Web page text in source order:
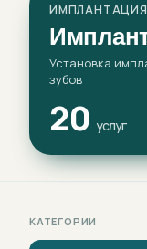
ИМПЛАНТАЦИЯ
Установка
зубов
20 услуг
КАТЕГОРИИ